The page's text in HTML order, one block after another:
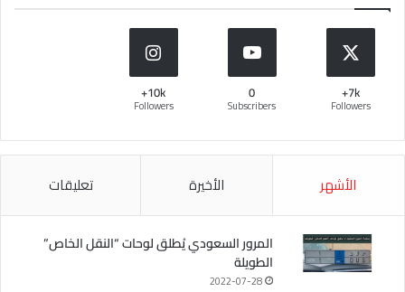
7k+
Followers
0
Subscribers
10k+
Followers
الأشهر الأخيرة تعليقات
المرور السعودي يُطلق لوحات “النقل الخاص”
الطويلة
2022-07-28